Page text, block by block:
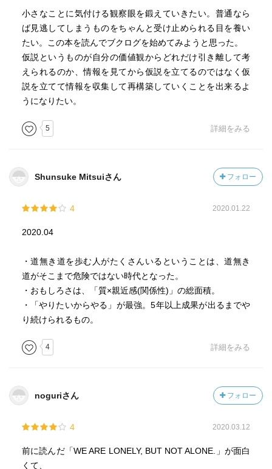
小さなことに気付ける観察眼を鍛えていきたい。普通なら
ば見逃してしまうものをちゃんと受け止められる目を養い
たい。この本を読んでブクログを始めてみようと思った。
仮説というものが自分の価値観からどれだけ引き離して考
えられるのか、情報を見てから仮説を立てるのではなく仮
説を立てて情報を収集して再構築していくことを出来るよ
うになりたい。
5 詳細をみる
Shunsuke Mitsuiさん フォロー
4 2020.01.22
2020.04
・道無き道を歩む人がたくさんいるということは、道無き
道がそこまで危険ではない時代となった。
・おもしろさは、「質×親近感(関係性)」の総面積。
・「やりたいからやる」が最強。5年以上成果が出るまでや
り続けられるもの。
4 詳細をみる
noguriさん フォロー
4 2020.03.12
前に読んだ「WE ARE LONELY, BUT NOT ALONE.」が面白
くて、